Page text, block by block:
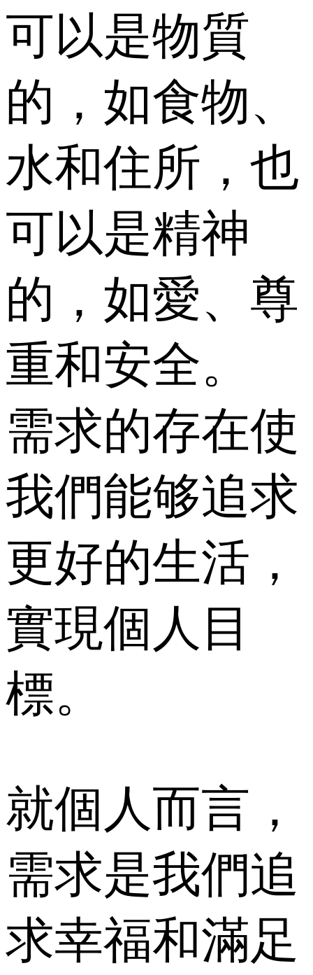
可以是物質
的，如食物、
水和住所，也
可以是精神
的，如愛、尊
重和安全。
需求的存在使
我們能够追求
更好的生活，
實現個人目
標。
就個人而言，
需求是我們追
求幸福和滿足